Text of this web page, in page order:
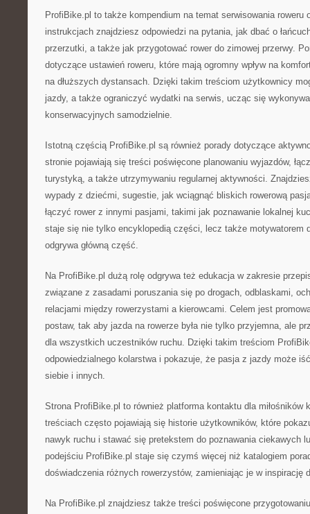
ProfiBike.pl to także kompendium na temat serwisowania roweru
instrukcjach znajdziesz odpowiedzi na pytania, jak dbać o
przerzutki, a także jak przygotować rower do zimowej przerwy.
dotyczące ustawień roweru, które mają ogromny wpływ na
na dłuższych dystansach. Dzięki takim treściom użytkownicy
jazdy, a także ograniczyć wydatki na serwis, ucząc się
konserwacyjnych samodzielnie.
Istotną częścią ProfiBike.pl są również porady dotyczące
stronie pojawiają się treści poświęcone planowaniu wyjazdów,
turystyką, a także utrzymywaniu regularnej aktywności.
wypady z dziećmi, sugestie, jak wciągnąć bliskich rowerową
łączyć rower z innymi pasjami, takimi jak poznawanie lokalnej
staje się nie tylko encyklopedią części, lecz także motywatorem
odgrywa główną część.
Na ProfiBike.pl dużą rolę odgrywa też edukacja w zakresie
związane z zasadami poruszania się po drogach, odblaskami,
relacjami między rowerzystami a kierowcami. Celem jest
postaw, tak aby jazda na rowerze była nie tylko przyjemna, ale
dla wszystkich uczestników ruchu. Dzięki takim treściom
odpowiedzialnego kolarstwa i pokazuje, że pasja z jazdy może
siebie i innych.
Strona ProfiBike.pl to również platforma kontaktu dla miłośników
treściach często pojawiają się historie użytkowników, które
nawyk ruchu i stawać się pretekstem do poznawania ciekawych
podejściu ProfiBike.pl staje się czymś więcej niż katalogiem
doświadczenia różnych rowerzystów, zamieniając je w inspirację
Na ProfiBike.pl znajdziesz także treści poświęcone